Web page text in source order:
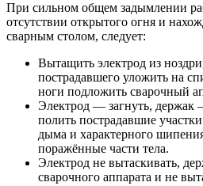
При сильном общем задымлении
отсутствии открытого огня и
сварным столом, следует:
Вытащить электрод из
пострадавшего уложить на
ноги подложить сварочный
Электрод — загнуть, держак
полить пострадавшие
дыма и характерного
поражённые части тела.
Электрод не вытаскивать,
сварочного аппарата и не